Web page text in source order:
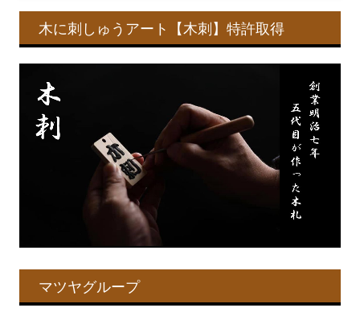
木に刺しゅうアート【木刺】特許取得
マツヤグループ